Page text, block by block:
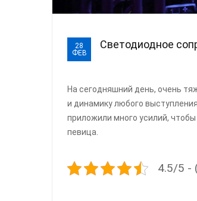
28
ФЕВ
Светодиодное
На сегодняшний день, очень
и динамику любого
приложили много усилий,
певица.
4.5/5 -